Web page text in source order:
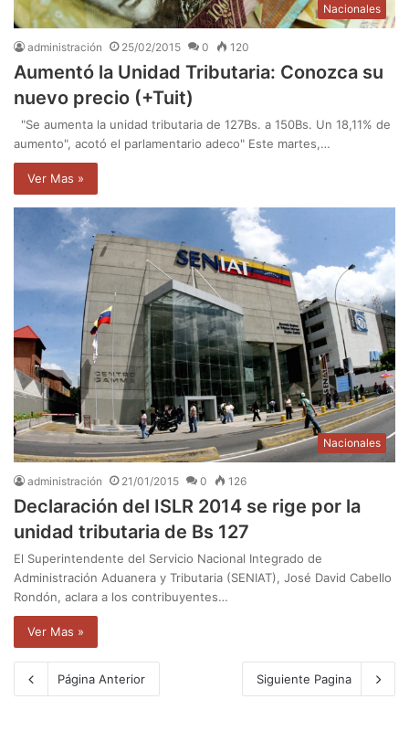
Nacionales
administración 25/02/2015 0 120
Aumentó la Unidad Tributaria: Conozca su
nuevo precio (+Tuit)
"Se aumenta la unidad tributaria de 127Bs. a 150Bs. Un 18,11% de
aumento", acotó el parlamentario adeco" Este martes,…
Ver Mas »
Nacionales
administración 21/01/2015 0 126
Declaración del ISLR 2014 se rige por la
unidad tributaria de Bs 127
El Superintendente del Servicio Nacional Integrado de
Administración Aduanera y Tributaria (SENIAT), José David Cabello
Rondón, aclara a los contribuyentes…
Ver Mas »
Página Anterior Siguiente Pagina